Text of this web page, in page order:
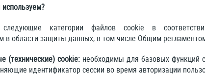
категории файлов cookie в
в области защиты данных, в том числе Общим
(технические) cookie:необходимы для базовых функций
идентификатор сессии во время авторизации